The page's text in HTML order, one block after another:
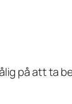
på att ta